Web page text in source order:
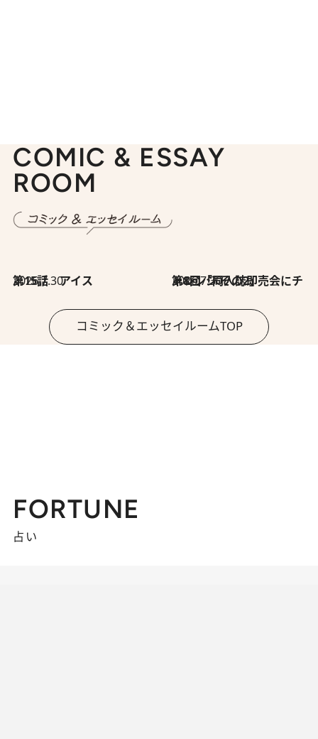
COMIC & ESSAY
ROOM
2026.7.30
第15話 アイス 2026.7.30
第8回「同人誌即売会にチャレンジ その2」
コミック＆エッセイルームTOP
FORTUNE
占い